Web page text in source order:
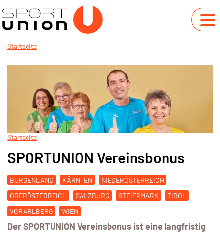
Startseite
Startseite
SPORTUNION Vereinsbonus
BURGENLAND KÄRNTEN
NIEDERÖSTERREICH
OBERÖSTERREICH
SALZBURG STEIERMARK
TIROL
VORARLBERG
WIEN
Der SPORTUNION Vereinsbonus ist eine langfristig